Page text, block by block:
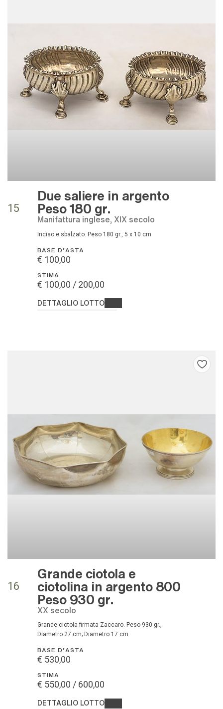
15
Due saliere in argento
Peso 180 gr.
Manifattura inglese, XIX secolo
Inciso e sbalzato. Peso 180 gr., 5 x 10 cm
BASE D'ASTA
€ 100,00
STIMA
€ 100,00 / 200,00
DETTAGLIO LOTTO
16
Grande ciotola e
ciotolina in argento 800
Peso 930 gr.
XX secolo
Grande ciotola firmata Zaccaro. Peso 930 gr.,
Diametro 27 cm; Diametro 17 cm
BASE D'ASTA
€ 530,00
STIMA
€ 550,00 / 600,00
DETTAGLIO LOTTO